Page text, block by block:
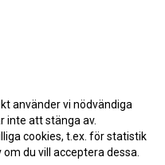
använder vi nödvändiga
inte att stänga av.
cookies, t.ex. för statistik
du vill acceptera dessa.